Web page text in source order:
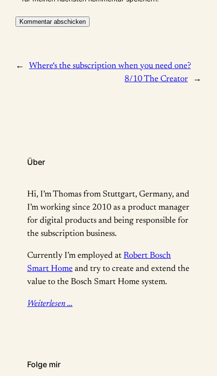
←
Where‘s the subscription when you need one?
8/10 The Creator
→
Über
Hi, I’m Thomas from Stuttgart, Germany, and
I’m working since 2010 as a product manager
for digital products and being responsible for
the subscription business.
Currently I’m employed at Robert Bosch
Smart Home and try to create and extend the
value to the Bosch Smart Home system.
Weiterlesen …
Folge mir